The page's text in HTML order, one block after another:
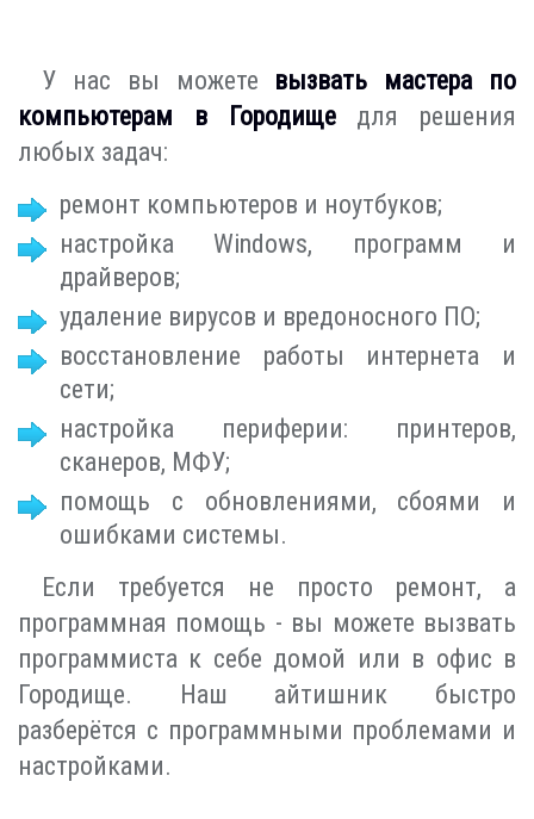
У нас вы можете вызвать мастера по
компьютерам в Городищедля решения
любых задач:
ремонт компьютеров и ноутбуков;
настройка Windows, программ и
драйверов;
удаление вирусов и вредоносного ПО;
восстановление работы интернета и
сети;
настройка периферии: принтеров,
сканеров, МФУ;
помощь с обновлениями, сбоями и
ошибками системы.
Если требуется не просто ремонт, а
программная помощь - вы можете вызвать
программиста к себе домой или в офис в
Городище. Наш айтишник быстро
разберётся с программными проблемами и
настройками.